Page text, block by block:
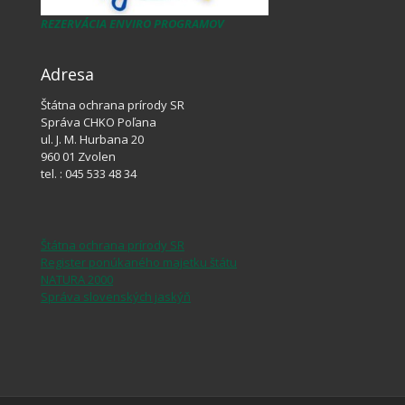
REZERVÁCIA ENVIRO PROGRAMOV
Adresa
Štátna ochrana prírody SR
Správa CHKO Poľana
ul. J. M. Hurbana 20
960 01 Zvolen
tel. : 045 533 48 34
Štátna ochrana prírody SR
Register ponúkaného majetku štátu
NATURA 2000
Správa slovenských jaskýň